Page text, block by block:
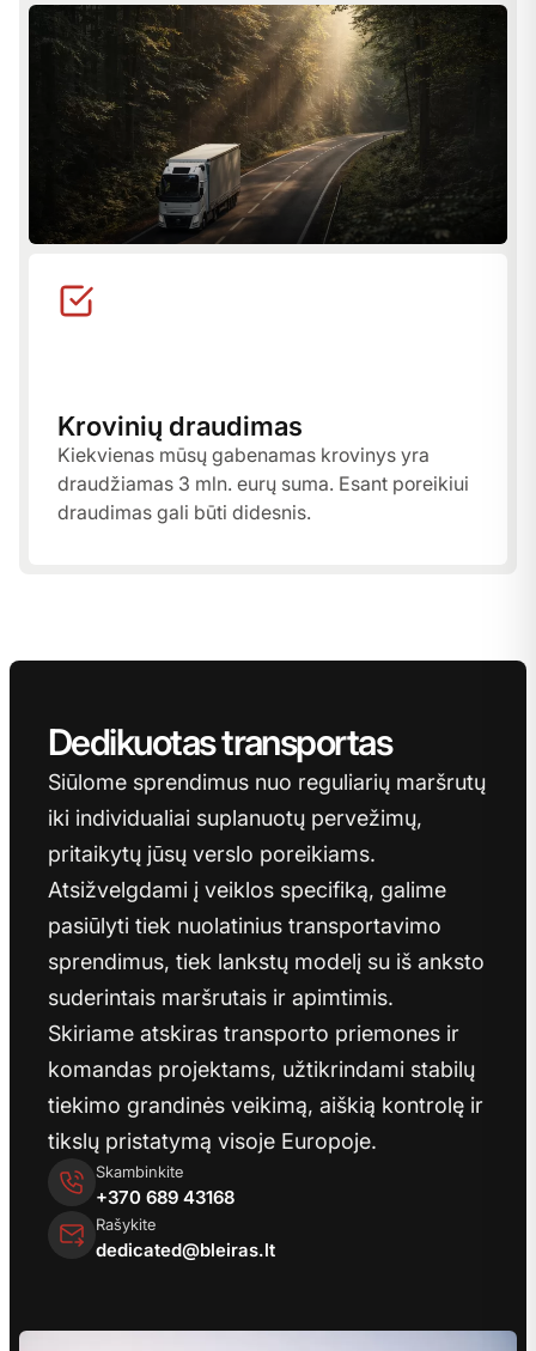
Krovinių draudimas
Kiekvienas mūsų gabenamas krovinys yra
draudžiamas 3 mln. eurų suma. Esant poreikiui
draudimas gali būti didesnis.
Dedikuotas transportas
Siūlome sprendimus nuo reguliarių maršrutų
iki individualiai suplanuotų pervežimų,
pritaikytų jūsų verslo poreikiams.
Atsižvelgdami į veiklos specifiką, galime
pasiūlyti tiek nuolatinius transportavimo
sprendimus, tiek lankstų modelį su iš anksto
suderintais maršrutais ir apimtimis.
Skiriame atskiras transporto priemones ir
komandas projektams, užtikrindami stabilų
tiekimo grandinės veikimą, aiškią kontrolę ir
tikslų pristatymą visoje Europoje.
Skambinkite
+370 689 43168
Rašykite
dedicated@bleiras.lt